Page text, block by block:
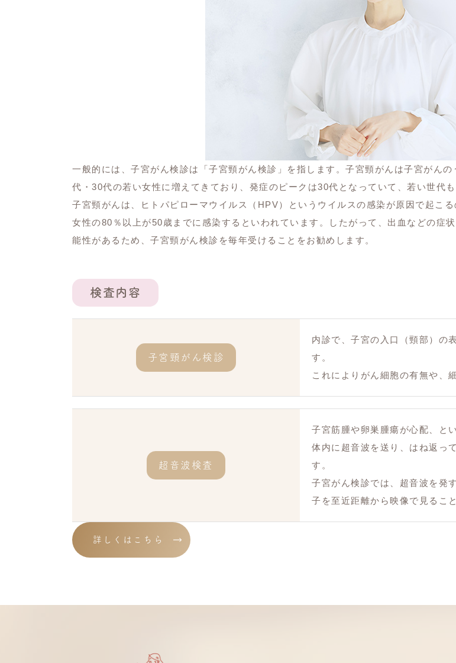
一般的には、子宮がん検診は「子宮頸がん検診」を指します。子宮頸がんは子宮がん
代・30代の若い女性に増えてきており、発症のピークは30代となっていて、若い世代
子宮頸がんは、ヒトパピローマウイルス（HPV）というウイルスの感染が原因で起こ
女性の80％以上が50歳までに感染するといわれています。したがって、出血などの症
能性があるため、子宮頸がん検診を毎年受けることをお勧めします。
検査内容
子宮頸がん検診
内診で、子宮の入口（頸部）の
す。
これによりがん細胞の有無や、
超音波検査
子宮筋腫や卵巣腫瘍が心配、と
体内に超音波を送り、はね返っ
す。
子宮がん検診では、超音波を発
子を至近距離から映像で見るこ
詳しくはこちら